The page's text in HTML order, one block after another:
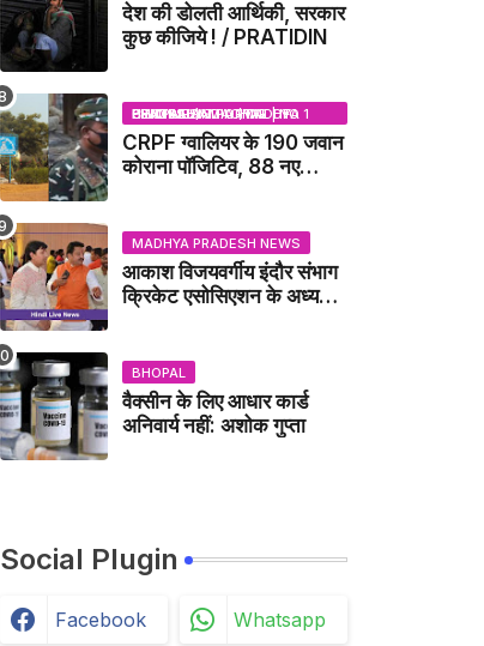
देश की डोलती आर्थिकी, सरकार
कुछ कीजिये ! / PRATIDIN
BHOPAL SAMACHAR | NO 1 HINDI NEWS PORTAL OF CENTRAL INDIA (MADHYA PRADESH)
CRPF ग्वालियर के 190 जवान
कोराना पॉजिटिव, 88 नए
MADHYA PRADESH NEWS
आकाश विजयवर्गीय इंदौर संभाग
क्रिकेट एसोसिएशन के अध्यक्ष
BHOPAL
वैक्सीन के लिए आधार कार्ड
अनिवार्य नहीं: अशोक गुप्ता
Social Plugin
Facebook Whatsapp